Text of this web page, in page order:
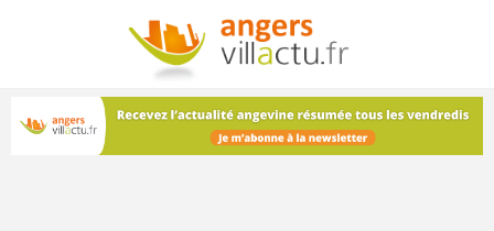
NEWSLETTER
Les dernières actualités d'Angers, chaque vendredi dans
votre boîte e-mail